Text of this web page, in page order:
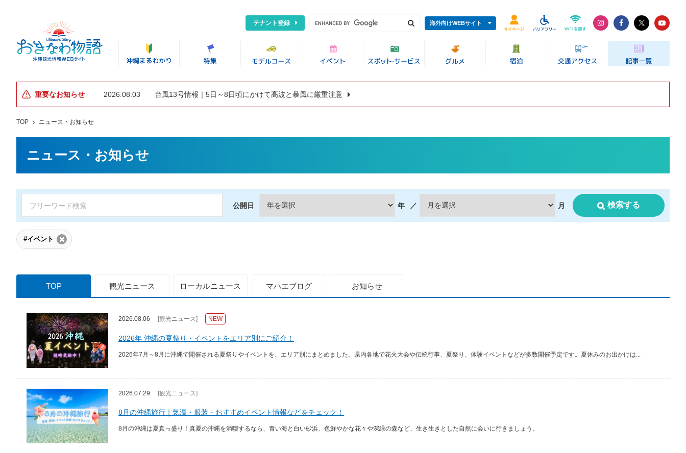
テナント登録 海外向けWEBサイト
重要なお知らせ 2026.08.03 台風13号情報｜5日～8日頃にかけて高波と暴風に厳重注意
TOP ニュース・お知らせ
ニュース・お知らせ
公開日 年 ／ 月 検索する
#イベント
TOP 観光ニュース ローカルニュース マハエブログ お知らせ
2026.08.06 [観光ニュース] NEW
2026年 沖縄の夏祭り・イベントをエリア別にご紹介！
2026年7月～8月に沖縄で開催される夏祭りやイベントを、エリア別にまとめました。県内各地で花火大会や伝統行事、夏祭り、体験イベントなどが多数開催予定です。夏休みのお出かけは...
2026.07.29 [観光ニュース]
8月の沖縄旅行｜気温・服装・おすすめイベント情報などをチェック！
8月の沖縄は夏真っ盛り！真夏の沖縄を満喫するなら、青い海と白い砂浜、色鮮やかな花々や深緑の森など、生き生きとした自然に会いに行きましょう。